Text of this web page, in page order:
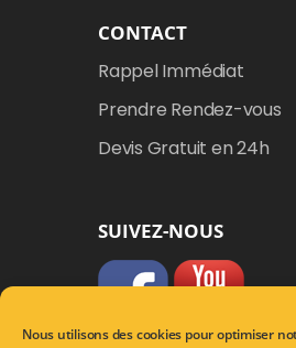
Nous utilisons des cookies pour optimiser
CONTACT
Rappel Immédiat
Prendre Rendez-vous
Devis Gratuit en 24h
SUIVEZ-NOUS